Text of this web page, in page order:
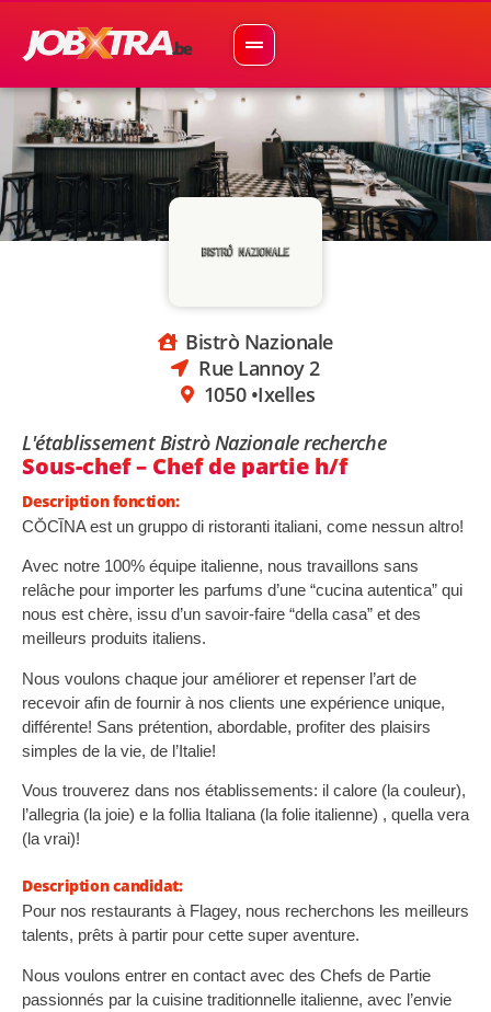
Bistrò Nazionale
Rue Lannoy 2
1050 •Ixelles
L'établissement Bistrò Nazionale recherche
Sous-chef – Chef de partie h/f
Description fonction:
CŎCĪNA est un gruppo di ristoranti italiani, come nessun altro!
Avec notre 100% équipe italienne, nous travaillons sans
relâche pour importer les parfums d’une “cucina autentica” qui
nous est chère, issu d’un savoir-faire “della casa” et des
meilleurs produits italiens.
Nous voulons chaque jour améliorer et repenser l’art de
recevoir afin de fournir à nos clients une expérience unique,
différente! Sans prétention, abordable, profiter des plaisirs
simples de la vie, de l’Italie!
Vous trouverez dans nos établissements: il calore (la couleur),
l’allegria (la joie) e la follia Italiana (la folie italienne) , quella vera
(la vrai)!
Description candidat:
Pour nos restaurants à Flagey, nous recherchons les meilleurs
talents, prêts à partir pour cette super aventure.
Nous voulons entrer en contact avec des Chefs de Partie
passionnés par la cuisine traditionnelle italienne, avec l’envie